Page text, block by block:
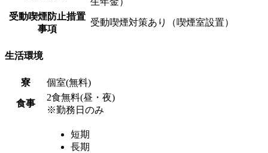
受動喫煙防止措置
事項
受動喫煙対策あり（喫煙室設置）
生活環境
寮 個室(無料)
食事
2食無料(昼・夜)
※勤務日のみ
短期
長期